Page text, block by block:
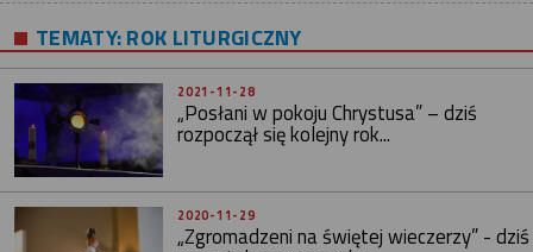
TEMATY:ROK LITURGICZNY
2021-11-28
„Posłani w pokoju Chrystusa” – dziś
rozpoczął się kolejny rok...
2020-11-29
„Zgromadzeni na świętej wieczerzy” - dziś